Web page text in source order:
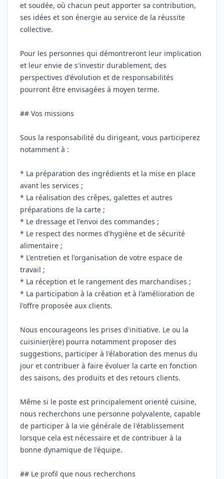
et soudée, où chacun peut apporter sa contribution,
ses idées et son énergie au service de la réussite
collective.
Pour les personnes qui démontreront leur implication
et leur envie de s'investir durablement, des
perspectives d'évolution et de responsabilités
pourront être envisagées à moyen terme.
## Vos missions
Sous la responsabilité du dirigeant, vous participerez
notamment à :
* La préparation des ingrédients et la mise en place
avant les services ;
* La réalisation des crêpes, galettes et autres
préparations de la carte ;
* Le dressage et l'envoi des commandes ;
* Le respect des normes d'hygiène et de sécurité
alimentaire ;
* L'entretien et l'organisation de votre espace de
travail ;
* La réception et le rangement des marchandises ;
* La participation à la création et à l'amélioration de
l'offre proposée aux clients.
Nous encourageons les prises d'initiative. Le ou la
cuisinier(ère) pourra notamment proposer des
suggestions, participer à l'élaboration des menus du
jour et contribuer à faire évoluer la carte en fonction
des saisons, des produits et des retours clients.
Même si le poste est principalement orienté cuisine,
nous recherchons une personne polyvalente, capable
de participer à la vie générale de l'établissement
lorsque cela est nécessaire et de contribuer à la
bonne dynamique de l'équipe.
## Le profil que nous recherchons